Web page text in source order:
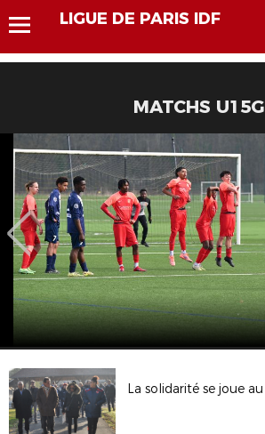
LIGUE DE PARIS IDF
MATCHS U15G